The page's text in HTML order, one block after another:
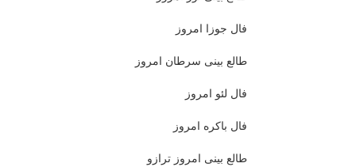
فال جوزا امروز
طالع بینی سرطان امروز
فال لئو امروز
فال باکره امروز
طالع بینی امروز ترازو